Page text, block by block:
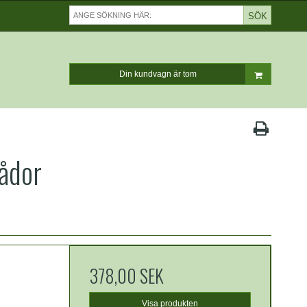
SÖK
Din kundvagn är tom
378,00 SEK
Visa produkten